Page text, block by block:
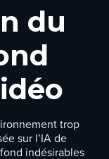
du
trop
sur l’IA de
indésirables